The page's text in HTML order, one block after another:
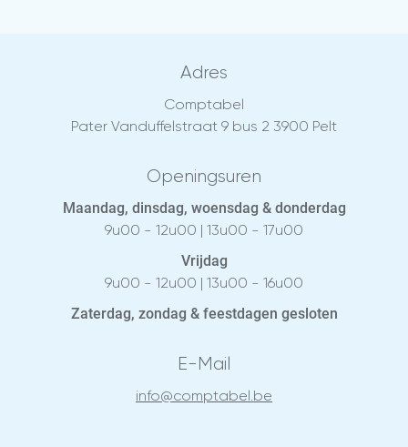
Adres
Comptabel
Pater Vanduffelstraat 9 bus 2 3900 Pelt
Openingsuren
Maandag, dinsdag, woensdag & donderdag
9u00 - 12u00 | 13u00 - 17u00
Vrijdag
9u00 - 12u00 | 13u00 - 16u00
Zaterdag, zondag & feestdagen gesloten
E-Mail
info@comptabel.be